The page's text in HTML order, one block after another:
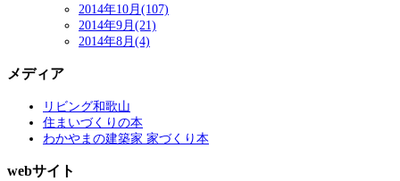
2014年10月(107)
2014年9月(21)
2014年8月(4)
メディア
リビング和歌山
住まいづくりの本
わかやまの建築家 家づくり本
webサイト